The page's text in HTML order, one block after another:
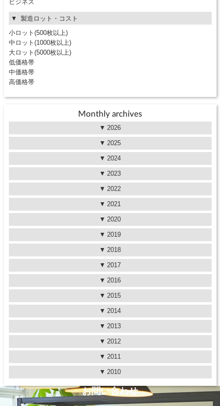
ビジネス
製造ロット・コスト
小ロット(500枚以上)
中ロット(1000枚以上)
大ロット(5000枚以上)
低価格帯
中価格帯
高価格帯
Monthly archives
2026
2025
2024
2023
2022
2021
2020
2019
2018
2017
2016
2015
2014
2013
2012
2011
2010
お問い合わせ